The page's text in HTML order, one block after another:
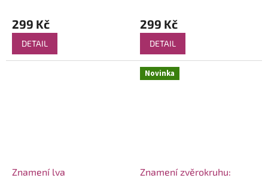
299 Kč
DETAIL
299 Kč
DETAIL
Znamení lva
Novinka
Znamení zvěrokruhu: